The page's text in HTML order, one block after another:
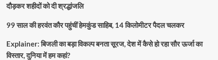
दौड़कर शहीदों को दी श्रद्धांजलि
99 साल की हरवंत कौर पहुंचीं हेमकुंड साहिब, 14 किलोमीटर पैदल चलकर
Explainer: बिजली का बड़ा विकल्प बनता सूरज, देश में कैसे हो रहा सौर ऊर्जा का
विस्तार, दुनिया में हम कहां?